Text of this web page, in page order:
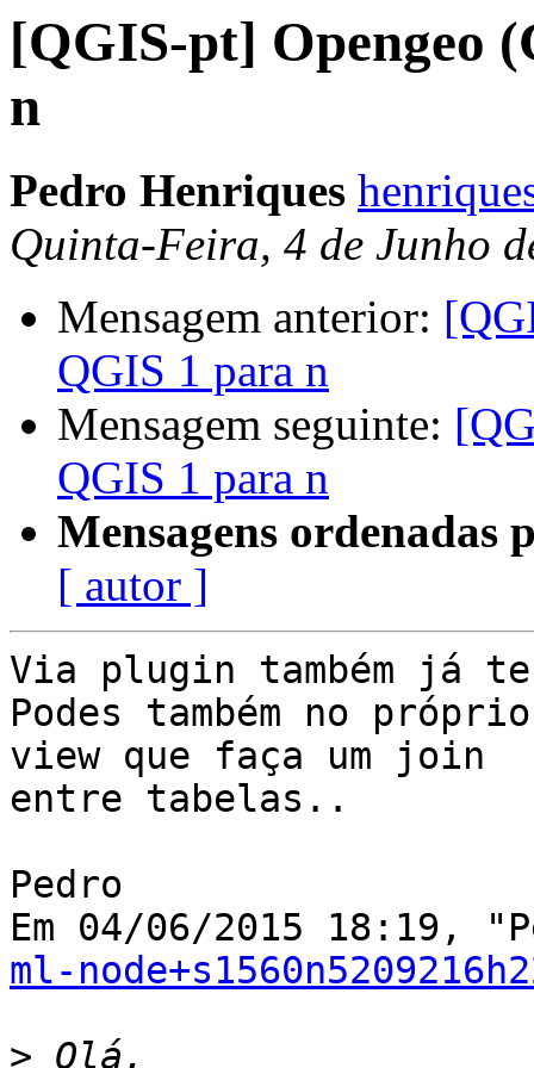
[QGIS-pt] Opengeo
n
Pedro Henriques
Quinta-Feira, 4 de Junho
Mensagem anterior:
QGIS 1 para n
Mensagem seguinte:
QGIS 1 para n
Mensagens ordenadas
[ autor ]
Via plugin também já
Podes também no
view que faça um join
entre tabelas..
Pedro
ml-
>